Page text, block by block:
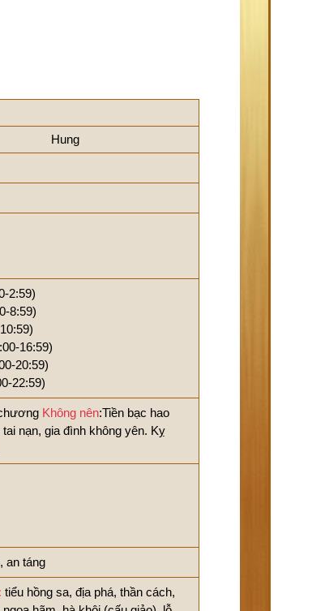
Hung
2:59)
8:59)
16:59)
20:59)
22:59)
Không nên:Tiền bạc hao
tai nạn, gia đình không yên. Kỵ
an táng
tiểu hồng sa, địa phá, thần cách,